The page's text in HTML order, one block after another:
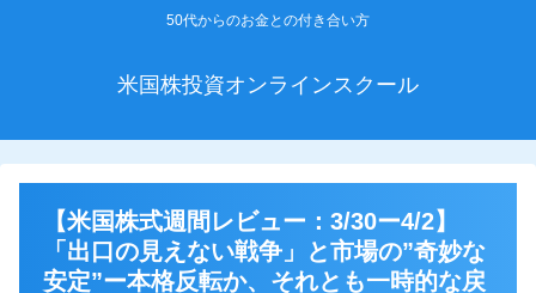
50代からのお金との付き合い方
米国株投資オンラインスクール
【米国株式週間レビュー：3/30ー4/2】
「出口の見えない戦争」と市場の”奇妙な
安定”ー本格反転か、それとも一時的な戻